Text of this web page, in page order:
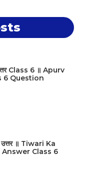
Class 6 ॥ Apurv
6 Question
उत्तर ॥ Tiwari Ka
Class 6